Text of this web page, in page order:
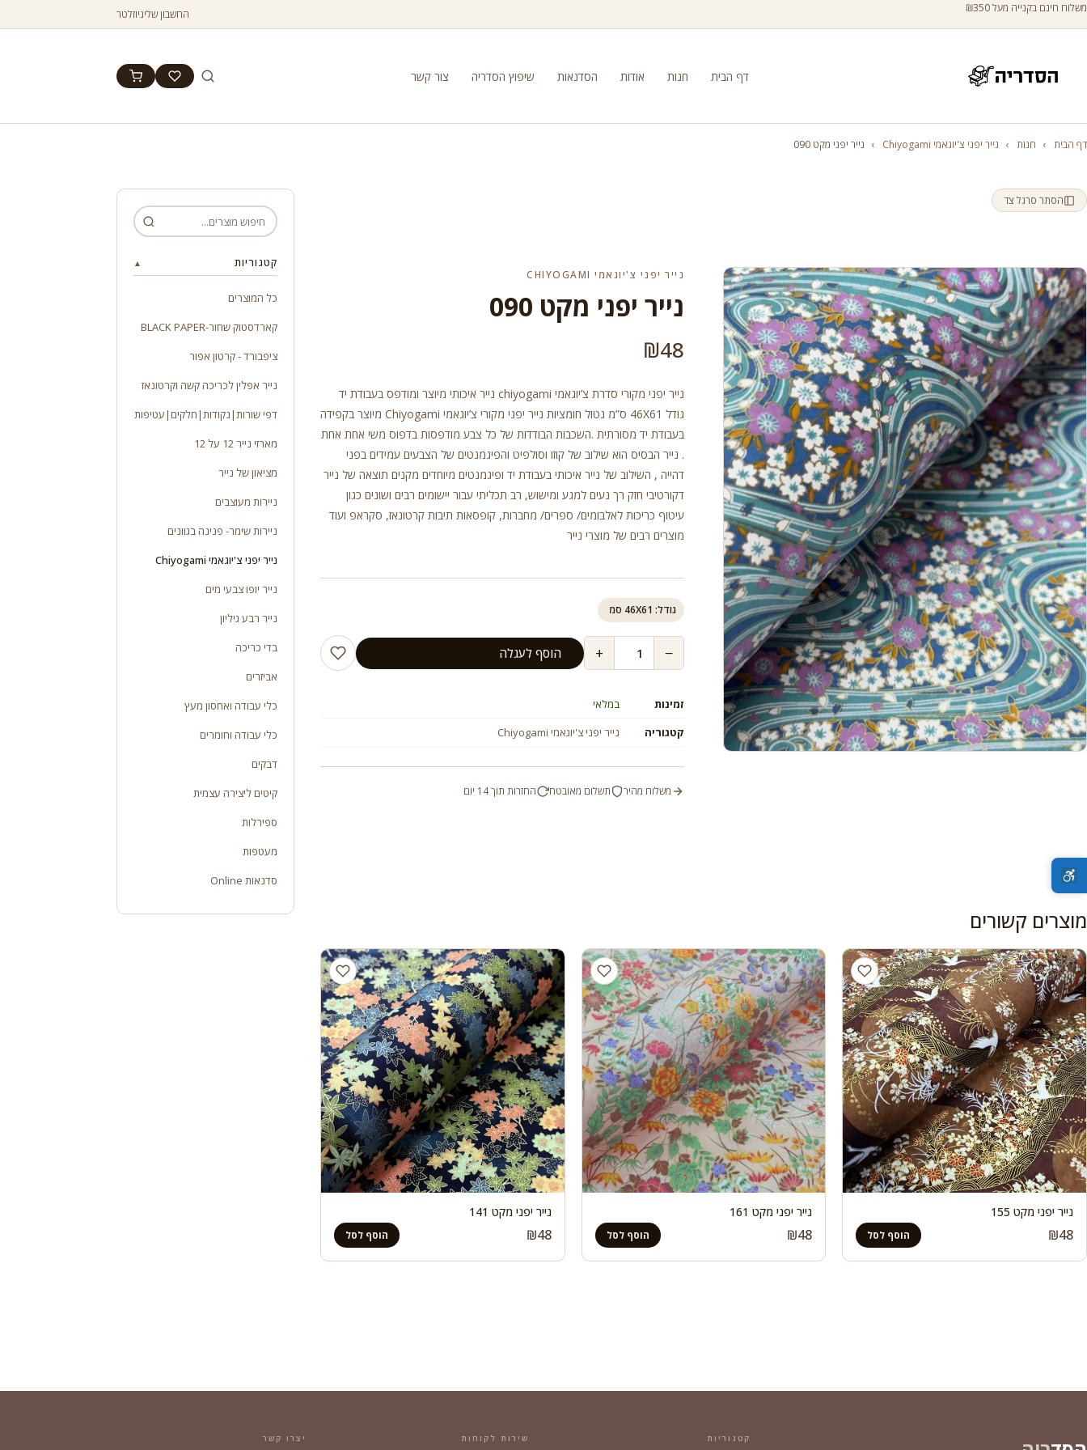
משלוח חינם בקנייה מעל ₪350 החשבון שליניוזלטר
דף הבית חנות אודות הסדנאות שיפוץ הסדריה צור קשר
דף הבית › חנות › נייר יפני צ'יוגאמי Chiyogami › נייר יפני מקט 090
הסתר סרגל צד
נייר יפני צ'יוגאמי CHIYOGAMI
נייר יפני מקט 090
₪48
נייר יפני מקורי סדרת צ’יוגאמי chiyogami נייר איכותי מיוצר ומודפס בעבודת יד
גודל 46X61 ס”מ נטול חומציות נייר יפני מקורי צ’יוגאמי Chiyogami מיוצר בקפידה
בעבודת יד מסורתית .השכבות הבודדות של כל צבע מודפסות בדפוס משי אחת אחת
. נייר הבסיס הוא שילוב של קוזו וסולפיט והפיגמנטים של הצבעים עמידים בפני
דהייה , השילוב של נייר איכותי בעבודת יד ופיגמנטים מיוחדים מקנים תוצאה של נייר
דקורטיבי חזק רך נעים למגע ומישוש, רב תכליתי עבור יישומים רבים ושונים כגון
עיטוף כריכות לאלבומים/ ספרים/ מחברות, קופסאות תיבות קרטונאז, סקראפ ועוד
מוצרים רבים של מוצרי נייר
גודל: 46X61 סמ
−
+ הוסף לעגלה
זמינות
במלאי
קטגוריה
נייר יפני צ'יוגאמי Chiyogami
משלוח מהיר תשלום מאובטח החזרות תוך 14 יום
מוצרים קשורים
נייר יפני מקט 155
₪48 הוסף לסל
נייר יפני מקט 161
₪48 הוסף לסל
נייר יפני מקט 141
₪48 הוסף לסל
קטגוריות ▲
כל המוצרים
קארדסטוק שחור-BLACK PAPER
ציפבורד - קרטון אפור
נייר אפלין לכריכה קשה וקרטונאז
דפי שורות|נקודות|חלקים|עטיפות
מארזי נייר 12 על 12
מציאון של נייר
ניירות מעוצבים
ניירות שימר- פנינה בגוונים
נייר יפני צ'יוגאמי Chiyogami
נייר יופו צבעי מים
נייר רבע גיליון
בדי כריכה
אביזרים
כלי עבודה ואחסון מעץ
כלי עבודה וחומרים
דבקים
קיטים ליצירה עצמית
ספירלות
מעטפות
סדנאות Online
קטגוריות שירות לקוחות יצרו קשר